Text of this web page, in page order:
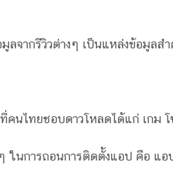
ลจากรีวิวต่างๆ เป็นแหล่งข้อมูล
คนไทยชอบดาวโหลดได้แก่ เกม
ในการถอนการติดตั้งแอป คือ แ